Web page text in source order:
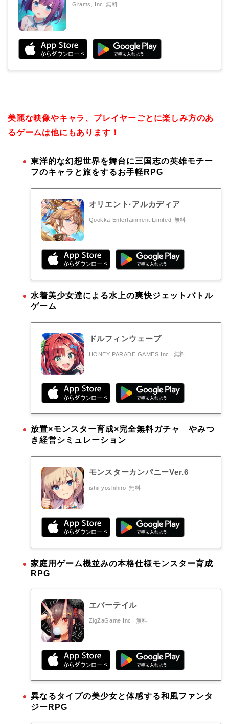
Grams, Inc 無料
美麗な映像やキャラ、プレイヤーごとに楽しみ方のあ
るゲームは他にもあります！
東洋的な幻想世界を舞台に三国志の英雄モチー
フのキャラと旅をするお手軽RPG
オリエント·アルカディア
Qookka Entertainment Limited 無料
水着美少女達による水上の爽快ジェットバトル
ゲーム
ドルフィンウェーブ
HONEY PARADE GAMES Inc. 無料
放置×モンスター育成×完全無料ガチャ やみつ
き経営シミュレーション
モンスターカンパニーVer.6
ishii yoshihiro 無料
家庭用ゲーム機並みの本格仕様モンスター育成
RPG
エバーテイル
ZigZaGame Inc. 無料
異なるタイプの美少女と体感する和風ファンタ
ジーRPG